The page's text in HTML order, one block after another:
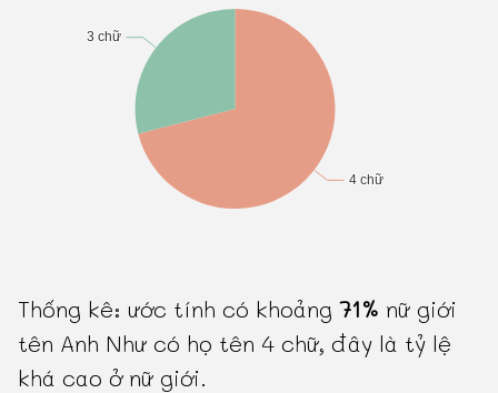
Thống kê: ước tính có khoảng71% nữ giới
tên Anh Như có họ tên 4 chữ, đây là tỷ lệ
khá cao ở nữ giới.